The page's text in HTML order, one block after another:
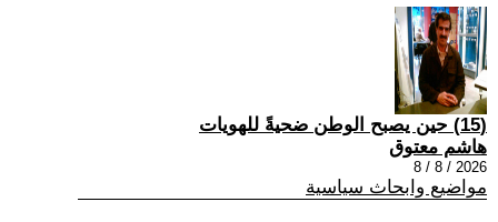
(15) حين يصبح الوطن ضحيةً للهويات
هاشم معتوق
2026 / 8 / 8
مواضيع وابحاث سياسية